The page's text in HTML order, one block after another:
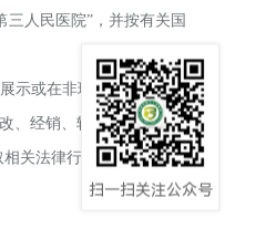
三人民医院”，并按有关国
示或在非珠海市第三人民
、经销、转储、发表、展
关法律行为的权利。
扫一扫关注公众号